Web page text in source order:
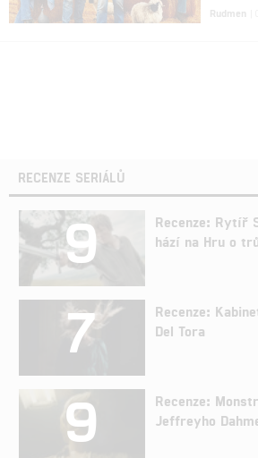
Rudmen
RECENZE SERIÁLŮ
9
Recenze: Rytíř
hází na Hru o
7
Recenze:
Del Tora
9
Recenze:
Jeffreyho